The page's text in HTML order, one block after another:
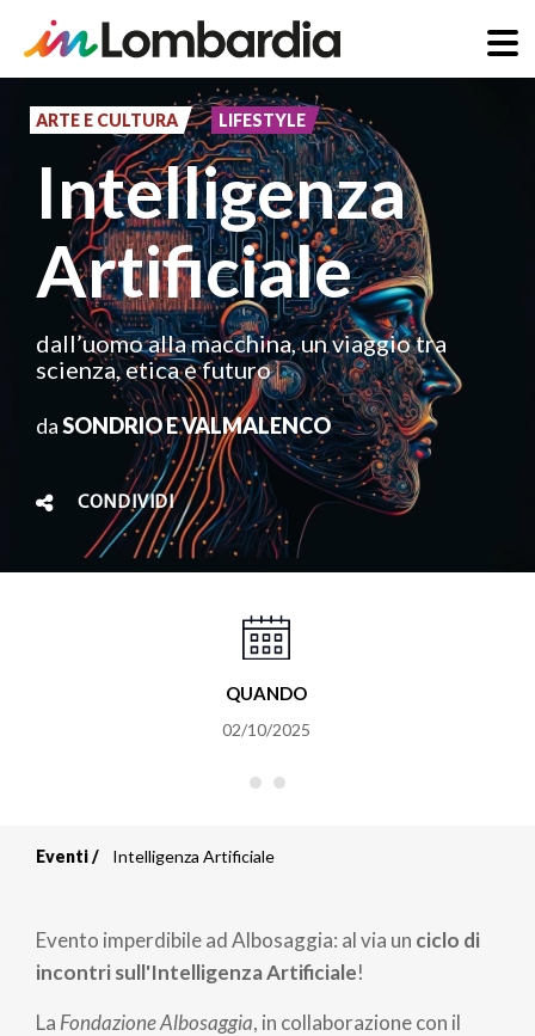
contenuto
principale
ARTE E CULTURA LIFESTYLE
Intelligenza
Artificiale
dall’uomo alla macchina, un viaggio tra
scienza, etica e futuro
daSONDRIO E VALMALENCO
CONDIVIDI
QUANDO
02/10/2025
di
pane
Eventi Intelligenza Artificiale
Evento imperdibile ad Albosaggia: al via un ciclo di
incontri sull'Intelligenza Artificiale!
La Fondazione Albosaggia, in collaborazione con il